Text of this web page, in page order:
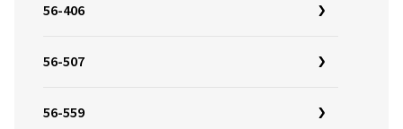
56-406
56-507
56-559